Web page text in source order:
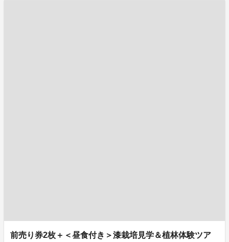
前売り券2枚＋＜昼食付き＞漆栽培見学＆植林体験ツア